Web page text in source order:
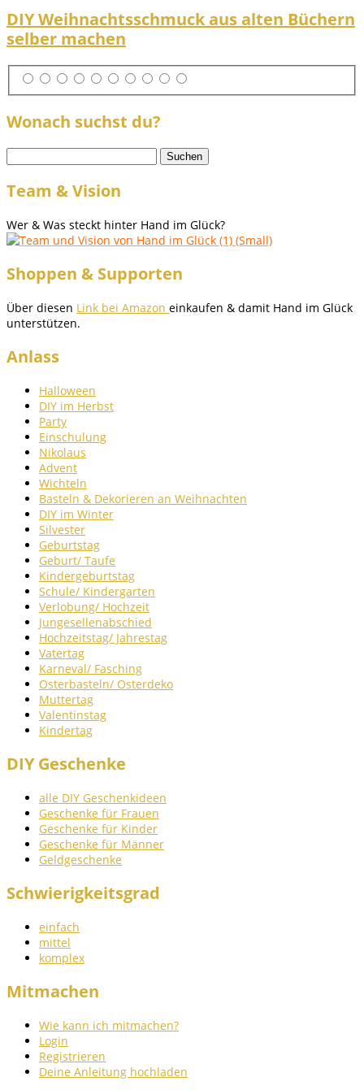
DIY Weihnachtsschmuck aus alten Büchern
selber machen
Wonach suchst du?
nach:
Team & Vision
Wer & Was steckt hinter Hand im Glück?
Shoppen & Supporten
Über diesen Link bei Amazon einkaufen & damit Hand im Glück
unterstützen.
Anlass
Halloween
DIY im Herbst
Party
Einschulung
Nikolaus
Advent
Wichteln
Basteln & Dekorieren an Weihnachten
DIY im Winter
Silvester
Geburtstag
Geburt/ Taufe
Kindergeburtstag
Schule/ Kindergarten
Verlobung/ Hochzeit
Jungesellenabschied
Hochzeitstag/ Jahrestag
Vatertag
Karneval/ Fasching
Osterbasteln/ Osterdeko
Muttertag
Valentinstag
Kindertag
DIY Geschenke
alle DIY Geschenkideen
Geschenke für Frauen
Geschenke für Kinder
Geschenke für Männer
Geldgeschenke
Schwierigkeitsgrad
einfach
mittel
komplex
Mitmachen
Wie kann ich mitmachen?
Login
Registrieren
Deine Anleitung hochladen